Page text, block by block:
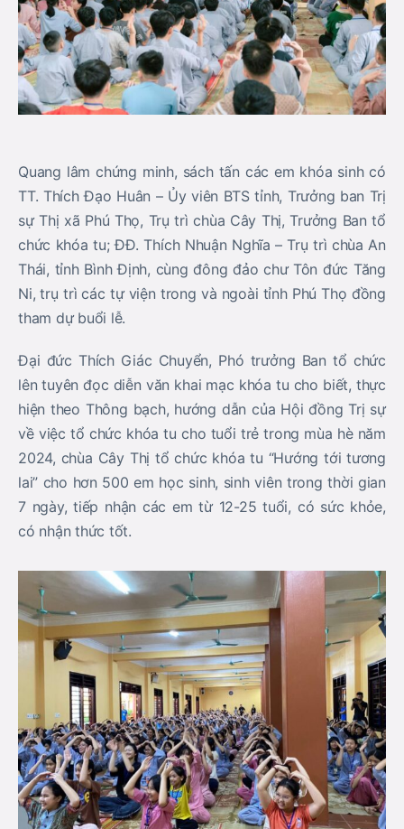
Quang lâm chứng minh, sách tấn các em khóa sinh có
TT. Thích Đạo Huân – Ủy viên BTS tỉnh, Trưởng ban Trị
sự Thị xã Phú Thọ, Trụ trì chùa Cây Thị, Trưởng Ban tổ
chức khóa tu; ĐĐ. Thích Nhuận Nghĩa – Trụ trì chùa An
Thái, tỉnh Bình Định, cùng đông đảo chư Tôn đức Tăng
Ni, trụ trì các tự viện trong và ngoài tỉnh Phú Thọ đồng
tham dự buổi lễ.
Đại đức Thích Giác Chuyển, Phó trưởng Ban tổ chức
lên tuyên đọc diễn văn khai mạc khóa tu cho biết, thực
hiện theo Thông bạch, hướng dẫn của Hội đồng Trị sự
về việc tổ chức khóa tu cho tuổi trẻ trong mùa hè năm
2024, chùa Cây Thị tổ chức khóa tu “Hướng tới tương
lai” cho hơn 500 em học sinh, sinh viên trong thời gian
7 ngày, tiếp nhận các em từ 12-25 tuổi, có sức khỏe,
có nhận thức tốt.